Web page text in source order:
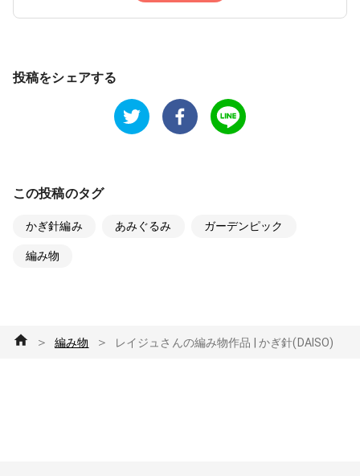
投稿をシェアする
この投稿のタグ
かぎ針編み あみぐるみ ガーデンピック
編み物
＞ 編み物 ＞ レイジュさんの編み物作品 | かぎ針(DAISO)